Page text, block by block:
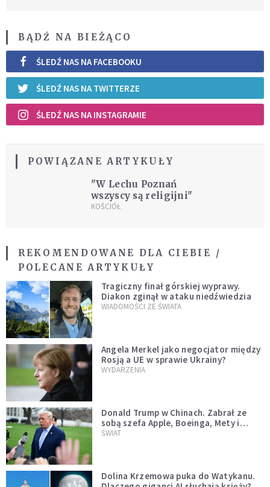
BĄDŹ NA BIEŻĄCO
ŚLEDŹ NAS NA FACEBOOKU
ŚLEDŹ NAS NA TWITTERZE
ŚLEDŹ NAS NA INSTAGRAMIE
POWIĄZANE ARTYKUŁY
"W Lechu Poznań
wszyscy są religijni"
KOŚCIÓŁ
REKOMENDOWANE DLA CIEBIE /
POLECANE ARTYKUŁY
Tragiczny finał górskiej wyprawy.
Diakon zginął w ataku niedźwiedzia
WIADOMOŚCI ZE ŚWIATA
Angela Merkel jako negocjator między
Rosją a UE w sprawie Ukrainy?
WYDARZENIA
Donald Trump w Chinach. Zabrał ze
sobą szefa Apple, Boeinga, Mety i
Muska
ŚWIAT
Dolina Krzemowa puka do Watykanu.